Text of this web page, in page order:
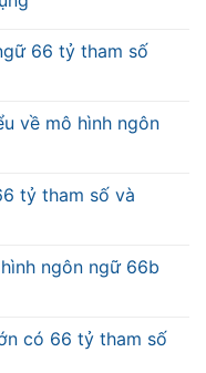
66 tỷ tham số
về mô hình ngôn
tỷ tham số và
ngôn ngữ 66b
có 66 tỷ tham số